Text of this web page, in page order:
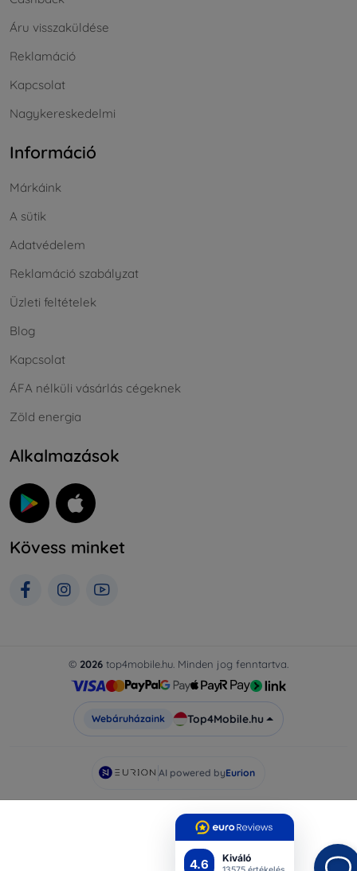
4.6 Kiváló
Áru visszaküldése
Reklamáció
Kapcsolat
Nagykereskedelmi
Információ
Márkáink
A sütik
Adatvédelem
Reklamáció szabályzat
Üzleti feltételek
Blog
Kapcsolat
ÁFA nélküli vásárlás cégeknek
Zöld energia
Alkalmazások
Kövess minket
© 2026 top4mobile.hu. Minden jog fenntartva.
Webáruházaink Top4Mobile.hu
AI powered byEurion